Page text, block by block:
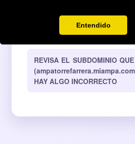
Entendido
La dirección
REVISA EL SUBDOMINIO
HAY ALGO INCORRECTO